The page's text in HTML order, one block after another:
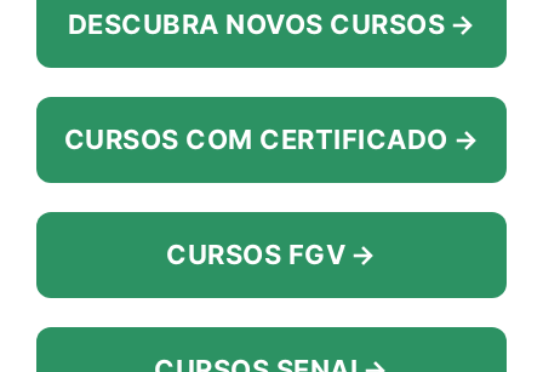
DESCUBRA NOVOS CURSOS →
CURSOS COM CERTIFICADO →
CURSOS FGV →